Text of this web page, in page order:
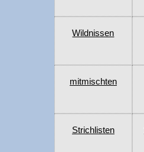
Wildnissen
mitmischten
Strichlisten